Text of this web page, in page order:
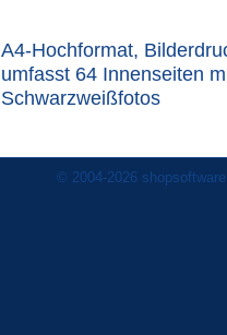
A4-Hochformat,
umfasst 64 Innenseiten
Schwarzweißfotos
© 2004-2026